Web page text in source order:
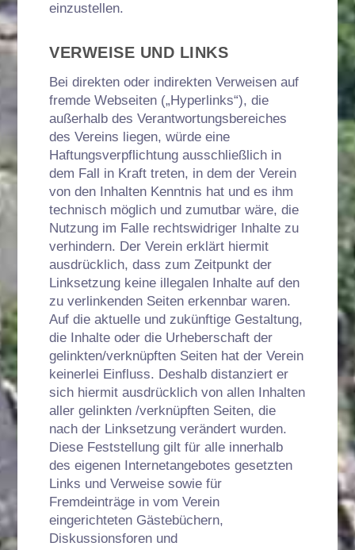
einzustellen.
VERWEISE UND LINKS
Bei direkten oder indirekten Verweisen auf
fremde Webseiten („Hyperlinks“), die
außerhalb des Verantwortungsbereiches
des Vereins liegen, würde eine
Haftungsverpflichtung ausschließlich in
dem Fall in Kraft treten, in dem der Verein
von den Inhalten Kenntnis hat und es ihm
technisch möglich und zumutbar wäre, die
Nutzung im Falle rechtswidriger Inhalte zu
verhindern. Der Verein erklärt hiermit
ausdrücklich, dass zum Zeitpunkt der
Linksetzung keine illegalen Inhalte auf den
zu verlinkenden Seiten erkennbar waren.
Auf die aktuelle und zukünftige Gestaltung,
die Inhalte oder die Urheberschaft der
gelinkten/verknüpften Seiten hat der Verein
keinerlei Einfluss. Deshalb distanziert er
sich hiermit ausdrücklich von allen Inhalten
aller gelinkten /verknüpften Seiten, die
nach der Linksetzung verändert wurden.
Diese Feststellung gilt für alle innerhalb
des eigenen Internetangebotes gesetzten
Links und Verweise sowie für
Fremdeinträge in vom Verein
eingerichteten Gästebüchern,
Diskussionsforen und